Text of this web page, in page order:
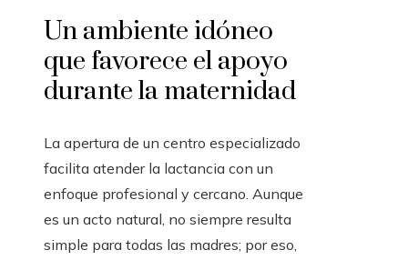
Un ambiente idóneo
que favorece el apoyo
durante la maternidad
La apertura de un centro especializado
facilita atender la lactancia con un
enfoque profesional y cercano. Aunque
es un acto natural, no siempre resulta
simple para todas las madres; por eso,